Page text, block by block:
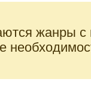
жанры с